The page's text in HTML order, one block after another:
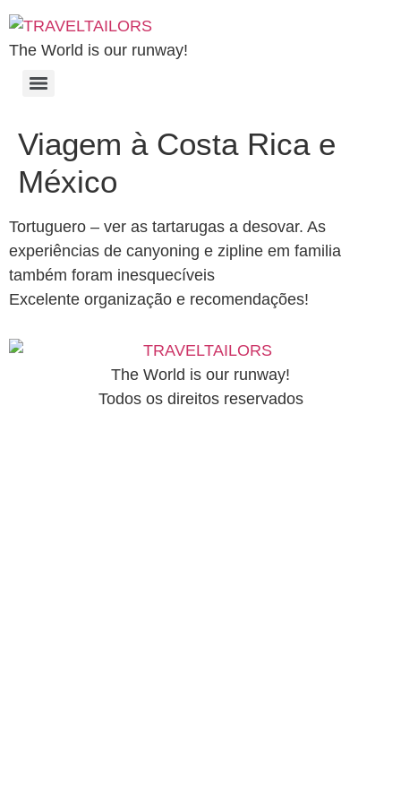
The World is our runway!
Viagem à Costa Rica e
México
Tortuguero – ver as tartarugas a desovar. As
experiências de canyoning e zipline em familia
também foram inesquecíveis
Excelente organização e recomendações!
The World is our runway!
Todos os direitos reservados